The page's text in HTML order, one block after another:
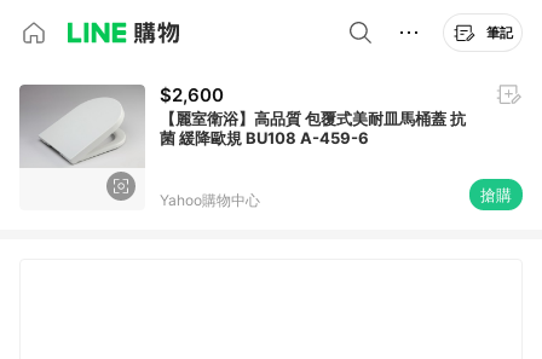
筆記
$2,600
【麗室衛浴】高品質 包覆式美耐皿馬桶蓋 抗
菌 緩降歐規 BU108 A-459-6
Yahoo購物中心 搶購